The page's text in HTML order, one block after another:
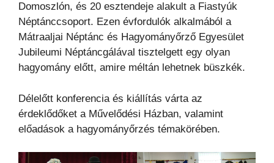
Domoszlón, és 20 esztendeje alakult a Fiastyúk
Néptánccsoport. Ezen évfordulók alkalmából a
Mátraaljai Néptánc és Hagyományőrző Egyesület
Jubileumi Néptáncgálával tisztelgett egy olyan
hagyomány előtt, amire méltán lehetnek büszkék.
Délelőtt konferencia és kiállítás várta az
érdeklődőket a Művelődési Házban, valamint
előadások a hagyományőrzés témakörében.